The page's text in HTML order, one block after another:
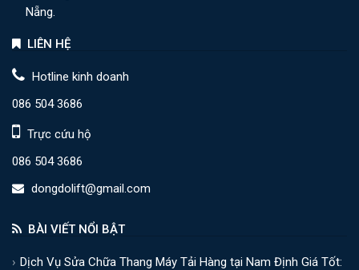
Nẵng.
LIÊN HỆ
Hotline kinh doanh
086 504 3686
Trực cứu hộ
086 504 3686
dongdolift@gmail.com
BÀI VIẾT NỔI BẬT
Dịch Vụ Sửa Chữa Thang Máy Tải Hàng tại Nam Định Giá Tốt: